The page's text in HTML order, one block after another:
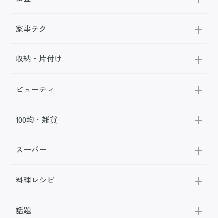
家事テク
収納・片付け
ビューティ
100均・雑貨
スーパー
料理レシピ
話題